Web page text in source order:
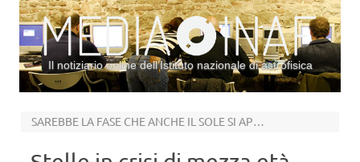
Il notiziario online dell’Istituto nazionale di astrofisica
SAREBBE LA FASE CHE ANCHE IL SOLE SI APPRESTA AD ATTRAVERSARE